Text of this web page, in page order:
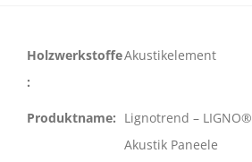
Holzwerkstoffe
:
Akustikelement
Produktname: Lignotrend – LIGNO®
Akustik Paneele